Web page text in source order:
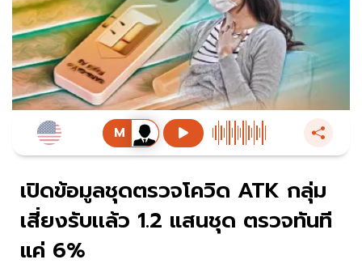
เปิดข้อมูลชุดตรวจโควิด ATK กลุ่ม
เสี่ยงรับเเล้ว 1.2 แสนชุด ตรวจทันที
แค่ 6%